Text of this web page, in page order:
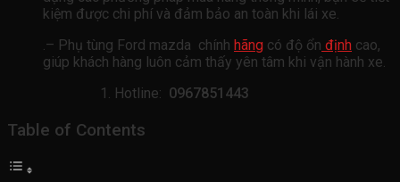
kiệm được chi phí và đảm bảo an toàn khi lái xe.
.– Phụ tùng Ford mazda chính hãng có độ ổn định cao,
giúp khách hàng luôn cảm thấy yên tâm khi vận hành xe.
Hotline: 0967851443
Table of Contents